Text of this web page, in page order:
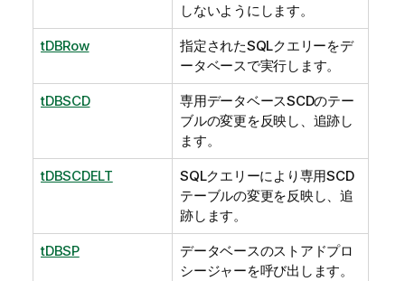
しないようにします。
tDBRow
指定されたSQLクエリーをデ
ータベースで実行します。
tDBSCD
専用データベースSCDのテー
ブルの変更を反映し、追跡し
ます。
tDBSCDELT
SQLクエリーにより専用SCD
テーブルの変更を反映し、追
跡します。
tDBSP
データベースのストアドプロ
シージャーを呼び出します。